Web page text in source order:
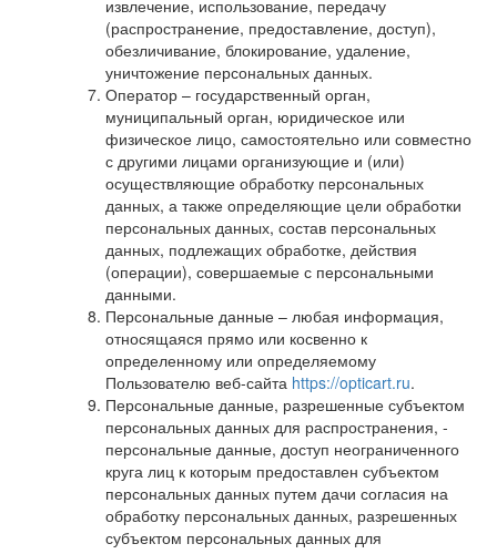
извлечение, использование, передачу
(распространение, предоставление, доступ),
обезличивание, блокирование, удаление,
уничтожение персональных данных.
Оператор – государственный орган,
муниципальный орган, юридическое или
физическое лицо, самостоятельно или совместно
с другими лицами организующие и (или)
осуществляющие обработку персональных
данных, а также определяющие цели обработки
персональных данных, состав персональных
данных, подлежащих обработке, действия
(операции), совершаемые с персональными
данными.
Персональные данные – любая информация,
относящаяся прямо или косвенно к
определенному или определяемому
Пользователю веб-сайта https://opticart.ru.
Персональные данные, разрешенные субъектом
персональных данных для распространения, -
персональные данные, доступ неограниченного
круга лиц к которым предоставлен субъектом
персональных данных путем дачи согласия на
обработку персональных данных, разрешенных
субъектом персональных данных для